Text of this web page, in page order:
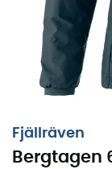
Fjällräven
Bergtagen